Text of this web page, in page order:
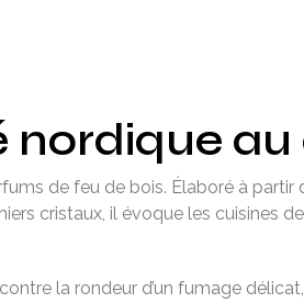
nordique
de feu de bois. Élaboré à partir
cristaux, il évoque les cuisines
la rondeur d’un fumage